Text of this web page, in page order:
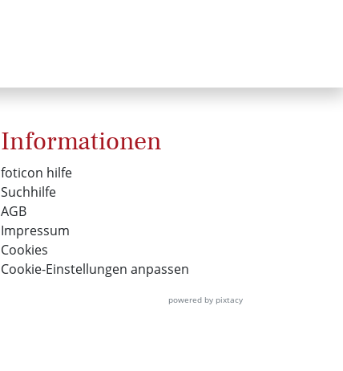
Informationen
foticon hilfe
Suchhilfe
AGB
Impressum
Cookies
Cookie-Einstellungen anpassen
powered by pixtacy